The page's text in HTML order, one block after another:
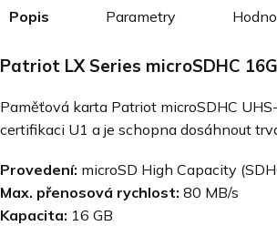
Popis Parametry
Patriot LX Series microSDHC
Paměťová karta Patriot microSDHC
certifikaci U1 a je schopna dosáhnout
Provedení: microSD High Capacity
Max. přenosová rychlost: 80 MB/s
Kapacita: 16 GB